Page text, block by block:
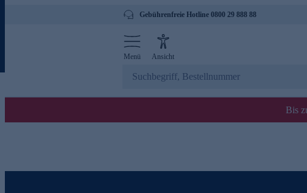
Gebührenfreie Hotline 0800 29 888 88
Menü Ansicht
Bis